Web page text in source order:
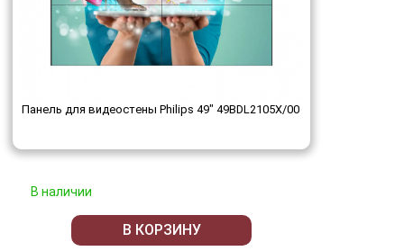
Панель для видеостены Philips 49" 49BDL2105X/00
В наличии
В КОРЗИНУ